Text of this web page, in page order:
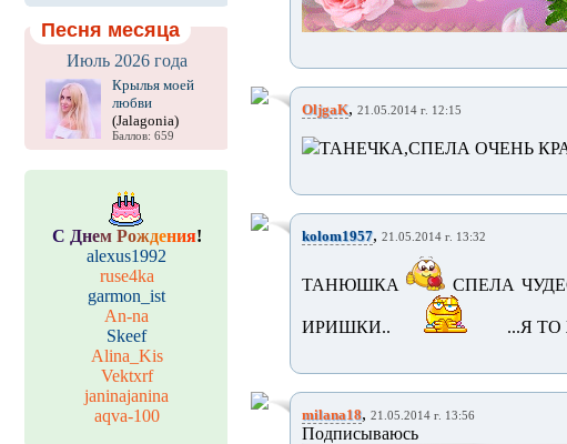
Песня месяца
Июль 2026 года
Крылья моей
любви
(Jalagonia)
Баллов: 659
С Днем Рождения!
alexus1992
ruse4ka
garmon_ist
An-na
Skeef
Alina_Kis
Vektxrf
janinajanina
aqva-100
OljgaK, 21.05.2014 г. 12:15
ТАНЕЧКА,СПЕЛА ОЧЕНЬ
kolom1957, 21.05.2014 г. 13:32
ТАНЮШКА СПЕЛА
ИРИШКИ.. ...Я
milana18, 21.05.2014 г. 13:56